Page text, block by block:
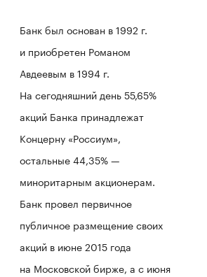
Банк был основан в 1992 г.
и приобретен Романом
Авдеевым в 1994 г.
На сегодняшний день 55,65%
акций Банка принадлежат
Концерну «Россиум»,
остальные 44,35% —
миноритарным акционерам.
Банк провел первичное
публичное размещение своих
акций в июне 2015 года
на Московской бирже, а с июня